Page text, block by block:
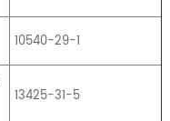
10540-29-1
13425-31-5